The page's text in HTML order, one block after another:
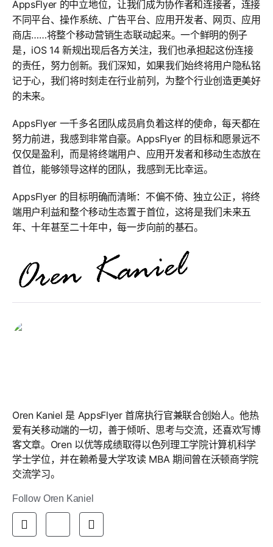
AppsFlyer 的中立地位，让我们成为协作者和连接者，连接
不同平台、操作系统、广告平台、应用开发者、网页、应用
商店……将整个移动营销生态联动起来。一个鲜明的例子
是，iOS 14 新规出现后各方关注，我们也承担起这份连接
的责任，努力创新。我们深知，如果我们始终将用户隐私铭
记于心，我们将时刻走在行业前列，为整个行业创造更美好
的未来。
AppsFlyer 一千多名团队成员肩负着这样的使命，每天都在
努力前进，我感到非常自豪。AppsFlyer 的目标和愿景远不
仅仅是盈利，而是将终端用户、应用开发者和移动生态放在
首位，能够领导这样的团队，我感到无比幸运。
AppsFlyer 的目标明确而清晰：不偏不倚、独立公正，将终
端用户利益和整个移动生态置于首位，这将是我们未来五
年、十年甚至二十年中，每一步向前的基石。
Oren Kaniel 是 AppsFlyer 首席执行官兼联合创始人。他热
爱有关移动端的一切，善于倾听、思考与交流，还喜欢写博
客文章。Oren 以优等成绩取得以色列理工学院计算机科学
学士学位，并在赖希曼大学攻读 MBA 期间曾在沃顿商学院
交流学习。
Follow Oren Kaniel